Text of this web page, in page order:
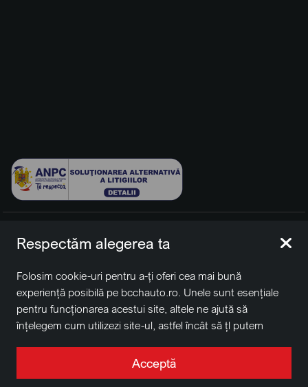
rezervate.
BCCH Auto Switzerland este o marcă a societății
BCCH
Group Switzerland AG
Sediu social: David Business Center, Str. Erou Iancu Nicolae
nr. 29, Voluntari, Ilfov
Respectăm alegerea ta
Folosim cookie-uri pentru a-ți oferi cea mai bună
experiență posibilă pe bcchauto.ro. Unele sunt esențiale
pentru funcționarea acestui site, altele ne ajută să
înțelegem cum utilizezi site-ul, astfel încât să țl putem
uri în scopuri de targetare. Apasă pe „Acceptă toate”
pentru a continua așa cum este specificat, sau apasă pe
Acceptă